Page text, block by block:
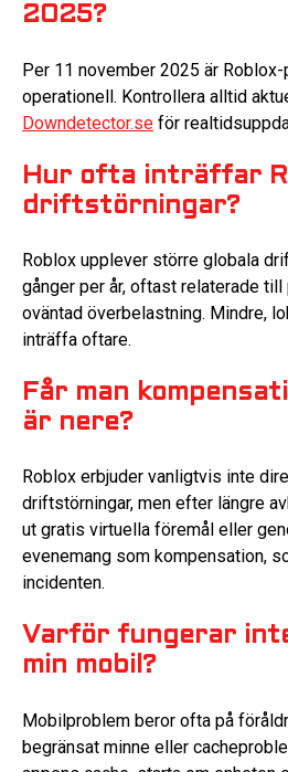
2025?
Per 11 november 2025 är
operationell. Kontrollera alltid
Downdetector.se för
Hur ofta inträffar
driftstörningar?
Roblox upplever större globala
gånger per år, oftast relaterade
oväntad överbelastning. Mindre,
inträffa oftare.
Får man
är nere?
Roblox erbjuder vanligtvis inte
driftstörningar, men efter längre
ut gratis virtuella föremål eller
evenemang som kompensation,
incidenten.
Varför fungerar
min mobil?
Mobilproblem beror ofta på
begränsat minne eller